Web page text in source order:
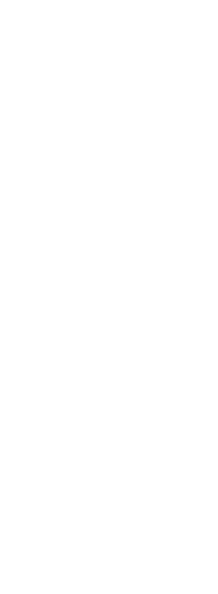
るものではありません。
は出荷製品に未対応品が
限り、2022年1月12日よ